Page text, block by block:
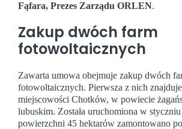
Fąfara, Prezes Zarządu ORLEN.
Zakup dwóch farm
fotowoltaicznych
Zawarta umowa obejmuje zakup dwóch
fotowoltaicznych. Pierwsza z nich
miejscowości Chotków, w powiecie
lubuskim. Została uruchomiona w
powierzchni 45 hektarów zamontowano